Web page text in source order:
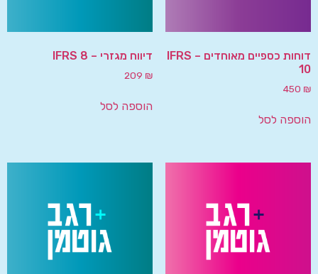
דוחות כספיים מאוחדים – IFRS
10
450 ₪
הוספה לסל
דיווח מגזרי – IFRS 8
209 ₪
הוספה לסל